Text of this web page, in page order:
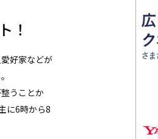
！
好家などが
うことか
に6時から8